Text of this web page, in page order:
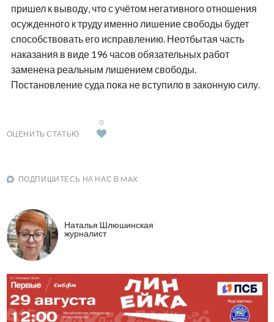
пришел к выводу, что с учётом негативного отношения
осужденного к труду именно лишение свободы будет
способствовать его исправлению. Неотбытая часть
наказания в виде 196 часов обязательных работ
заменена реальным лишением свободы.
Постановление суда пока не вступило в законную силу.
ОЦЕНИТЬ СТАТЬЮ
0
ПОДПИШИТЕСЬ НА НАС В MAX
Наталья Шлюшинская
журналист